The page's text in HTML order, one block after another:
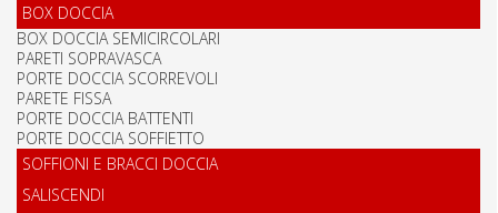
BOX DOCCIA
BOX DOCCIA SEMICIRCOLARI
PARETI SOPRAVASCA
PORTE DOCCIA SCORREVOLI
PARETE FISSA
PORTE DOCCIA BATTENTI
PORTE DOCCIA SOFFIETTO
SOFFIONI E BRACCI DOCCIA
SALISCENDI